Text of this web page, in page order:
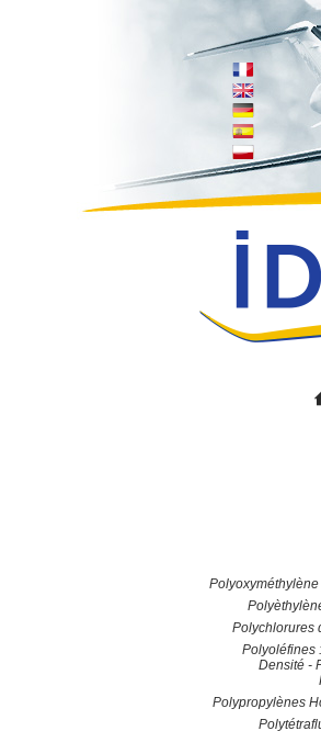
Polychlorures
Polyoléfines
Densité -
Polypropylènes